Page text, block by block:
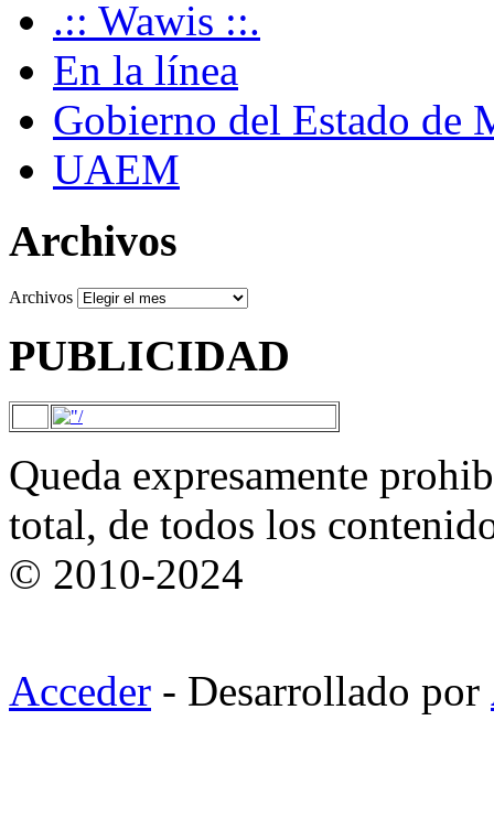
.:: Wawis ::.
En la línea
Gobierno del Estado de
UAEM
Archivos
Archivos
PUBLICIDAD
Queda expresamente
total, de todos los
© 2010-2024
Acceder - Desarrollado por